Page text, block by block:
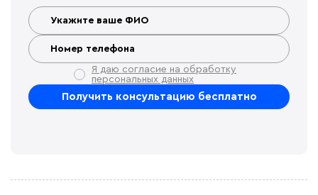
Я даю согласие на обработку
персональных данных